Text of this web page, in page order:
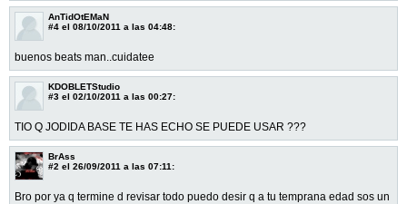
AnTidOtEMaN
#4 el 08/10/2011 a las 04:48:
buenos beats man..cuidatee
KDOBLETStudio
#3 el 02/10/2011 a las 00:27:
TIO Q JODIDA BASE TE HAS ECHO SE PUEDE USAR ???
BrAss
#2 el 26/09/2011 a las 07:11:
Bro por ya q termine d revisar todo puedo desir q a tu temprana edad sos un